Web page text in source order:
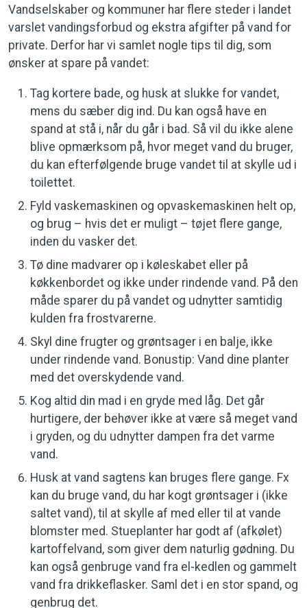
Vandselskaber og kommuner har flere steder i landet
varslet vandingsforbud og ekstra afgifter på vand for
private. Derfor har vi samlet nogle tips til dig, som
ønsker at spare på vandet:
Tag kortere bade, og husk at slukke for vandet,
mens du sæber dig ind. Du kan også have en
spand at stå i, når du går i bad. Så vil du ikke alene
blive opmærksom på, hvor meget vand du bruger,
du kan efterfølgende bruge vandet til at skylle ud i
toilettet.
Fyld vaskemaskinen og opvaskemaskinen helt op,
og brug – hvis det er muligt – tøjet flere gange,
inden du vasker det.
Tø dine madvarer op i køleskabet eller på
køkkenbordet og ikke under rindende vand. På den
måde sparer du på vandet og udnytter samtidig
kulden fra frostvarerne.
Skyl dine frugter og grøntsager i en balje, ikke
under rindende vand. Bonustip: Vand dine planter
med det overskydende vand.
Kog altid din mad i en gryde med låg. Det går
hurtigere, der behøver ikke at være så meget vand
i gryden, og du udnytter dampen fra det varme
vand.
Husk at vand sagtens kan bruges flere gange. Fx
kan du bruge vand, du har kogt grøntsager i (ikke
saltet vand), til at skylle af med eller til at vande
blomster med. Stueplanter har godt af (afkølet)
kartoffelvand, som giver dem naturlig gødning. Du
kan også genbruge vand fra el-kedlen og gammelt
vand fra drikkeflasker. Saml det i en stor spand, og
genbrug det.